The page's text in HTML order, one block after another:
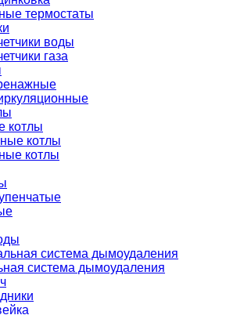
термостаты
воды
газа
котлы
котлы
котлы
система дымоудаления
система дымоудаления